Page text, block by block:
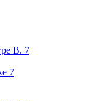
В. 7
7